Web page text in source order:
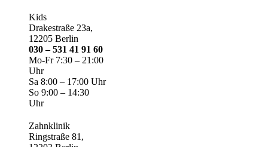
Kids
Drakestraße 23a,
12205 Berlin
030 – 531 41 91 60
Mo-Fr 7:30 – 21:00
Uhr
Sa 8:00 – 17:00 Uhr
So 9:00 – 14:30
Uhr
Zahnklinik
Ringstraße 81,